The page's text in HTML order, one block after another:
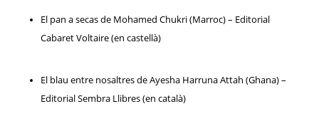
El pan a secas de Mohamed Chukri (Marroc) – Editorial
Cabaret Voltaire (en castellà)
El blau entre nosaltres de Ayesha Harruna Attah (Ghana) –
Editorial Sembra Llibres (en català)